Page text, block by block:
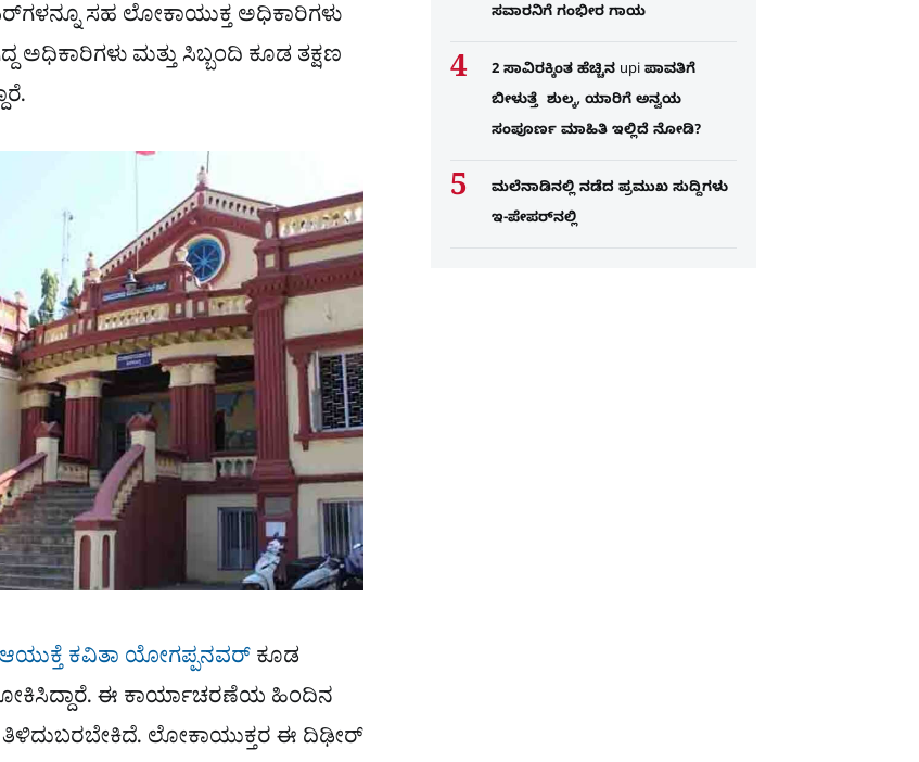
ಸಹ ಲೋಕಾಯುಕ್ತ ಅಧಿಕಾರಿಗಳು
ಮತ್ತು ಸಿಬ್ಬಂದಿ ಕೂಡ ತಕ್ಷಣ
ಕವಿತಾ ಯೋಗಪ್ಪನವರ್ಕೂಡ
ಈ ಕಾರ್ಯಾಚರಣೆಯ ಹಿಂದಿನ
ತಿಳಿದುಬರಬೇಕಿದೆ. ಲೋಕಾಯುಕ್ತರ ಈ ದಿಢೀರ್
ಸವಾರನಿಗೆ ಗಂಭೀರ ಗಾಯ
2 ಸಾವಿರಕ್ಕಿಂತ ಹೆಚ್ಚಿನ upi ಪಾವತಿಗೆ
ಬೀಳುತ್ತೆ ಶುಲ್ಕ, ಯಾರಿಗೆ ಅನ್ವಯ
ಸಂಪೂರ್ಣ ಮಾಹಿತಿ ಇಲ್ಲಿದೆ ನೋಡಿ?
ಮಲೆನಾಡಿನಲ್ಲಿ ನಡೆದ ಪ್ರಮುಖ ಸುದ್ದಿಗಳು
ಇ-ಪೇಪರ್​​​​ನಲ್ಲಿ